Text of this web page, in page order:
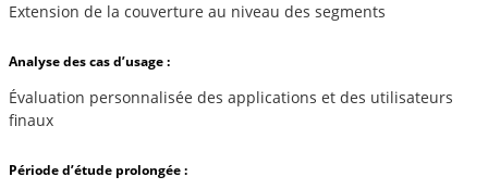
Extension de la couverture au niveau des segments
Analyse des cas d’usage :
Évaluation personnalisée des applications et des utilisateurs
finaux
Période d’étude prolongée :